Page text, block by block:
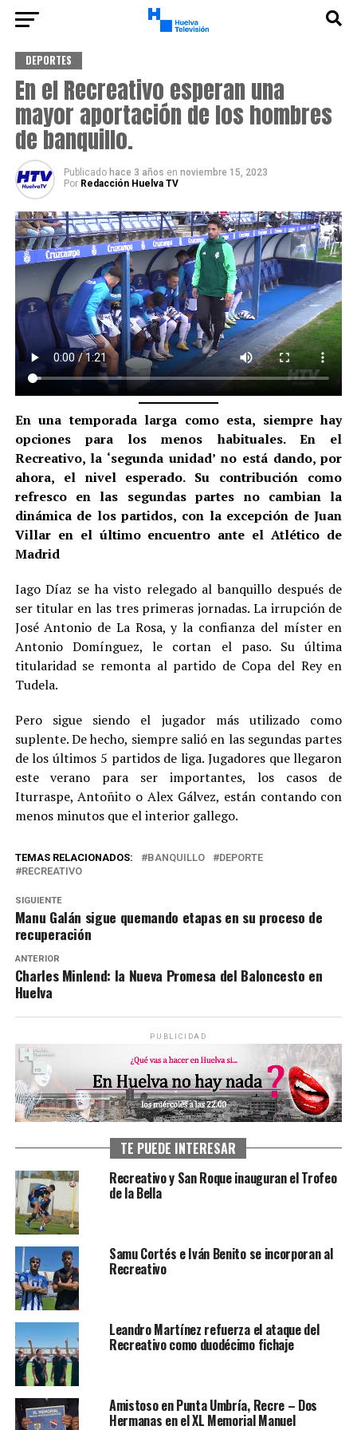
DEPORTES
En el Recreativo esperan una
mayor aportación de los hombres
de banquillo.
Publicado hace 3 años en noviembre 15, 2023
Por Redacción Huelva TV
En una temporada larga como esta, siempre hay
opciones para los menos habituales. En el
Recreativo, la ‘segunda unidad’ no está dando, por
ahora, el nivel esperado. Su contribución como
refresco en las segundas partes no cambian la
dinámica de los partidos, con la excepción de Juan
Villar en el último encuentro ante el Atlético de
Madrid
Iago Díaz se ha visto relegado al banquillo después de
ser titular en las tres primeras jornadas. La irrupción de
José Antonio de La Rosa, y la confianza del míster en
Antonio Domínguez, le cortan el paso. Su última
titularidad se remonta al partido de Copa del Rey en
Tudela.
Pero sigue siendo el jugador más utilizado como
suplente. De hecho, siempre salió en las segundas partes
de los últimos 5 partidos de liga. Jugadores que llegaron
este verano para ser importantes, los casos de
Iturraspe, Antoñito o Alex Gálvez, están contando con
menos minutos que el interior gallego.
TEMAS RELACIONADOS: BANQUILLO
DEPORTE
RECREATIVO
SIGUIENTE
Manu Galán sigue quemando etapas en su proceso de
recuperación
ANTERIOR
Charles Minlend: la Nueva Promesa del Baloncesto en
Huelva
PUBLICIDAD
TE PUEDE INTERESAR
Recreativo y San Roque inauguran el Trofeo
de la Bella
Samu Cortés e Iván Benito se incorporan al
Recreativo
Leandro Martínez refuerza el ataque del
Recreativo como duodécimo fichaje
Amistoso en Punta Umbría, Recre – Dos
Hermanas en el XL Memorial Manuel